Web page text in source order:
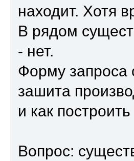
находит. Хотя
В рядом
- нет.
Форму запроса
зашита
и как
Вопрос: